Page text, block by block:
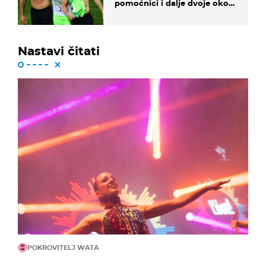
pomoćnici i dalje dvoje oko
Nastavi čitati
POKROVITELJ WATA